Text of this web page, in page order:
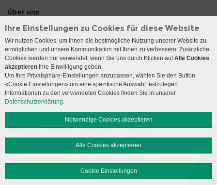
Über uns
Anreise
Kontakt
Besuchszeiten
Social Media
Impressum Disclaimer Datenschutz Sitemap
Ihre Einstellungen zu Cookies für diese Website
Wir nutzen Cookies, um Ihnen die bestmögliche Nutzung unserer Website zu
ermöglichen und unsere Kommunikation mit Ihnen zu verbessern. Zusätzliche
Cookies werden nur verwendet, wenn Sie uns durch Klicken aufAlle Cookies
akzeptieren Ihre Einwilligung geben.
Um Ihre Privatsphäre-Einstellungen anzupassen, wählen Sie den Button
«Cookie Einstellungen» um eine spezifische Auswahl festzulegen.
Informationen zu den verwendeten Cookies finden Sie in unserer
Datenschutzerklärung.
Notwendige Cookies akzeptieren
Alle Cookies akzeptieren
Cookie Einstellungen